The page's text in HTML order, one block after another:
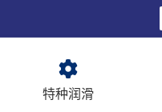
特种润滑